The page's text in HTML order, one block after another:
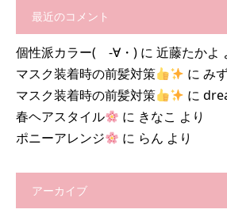
最近のコメント
個性派カラー( -∀・) に 近藤たかよ
マスク装着時の前髪対策
にみ
マスク装着時の前髪対策
に
春ヘアスタイル
に きなこ より
ポニーアレンジ
に らん より
アーカイブ